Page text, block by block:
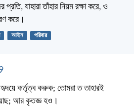
প্রতি, যাহারা তাঁহার নিয়ম রক্ষা করে, ও
করে।
আইন পরিবার
হৃদয়ে কর্তৃত্ব করুক; তোমরা ত তাহারই
আর কৃতজ্ঞ হও।